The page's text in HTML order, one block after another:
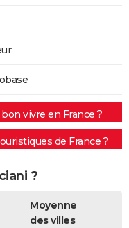
vivre en France ?
de France ?
?
Moyenne
des villes